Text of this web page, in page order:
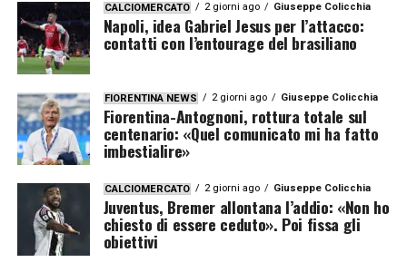
CALCIOMERCATO 2 giorni ago Giuseppe Colicchia
Napoli, idea Gabriel Jesus per l’attacco:
contatti con l’entourage del brasiliano
FIORENTINA NEWS 2 giorni ago Giuseppe Colicchia
Fiorentina-Antognoni, rottura totale sul
centenario: «Quel comunicato mi ha fatto
imbestialire»
CALCIOMERCATO 2 giorni ago Giuseppe Colicchia
Juventus, Bremer allontana l’addio: «Non ho
chiesto di essere ceduto». Poi fissa gli
obiettivi